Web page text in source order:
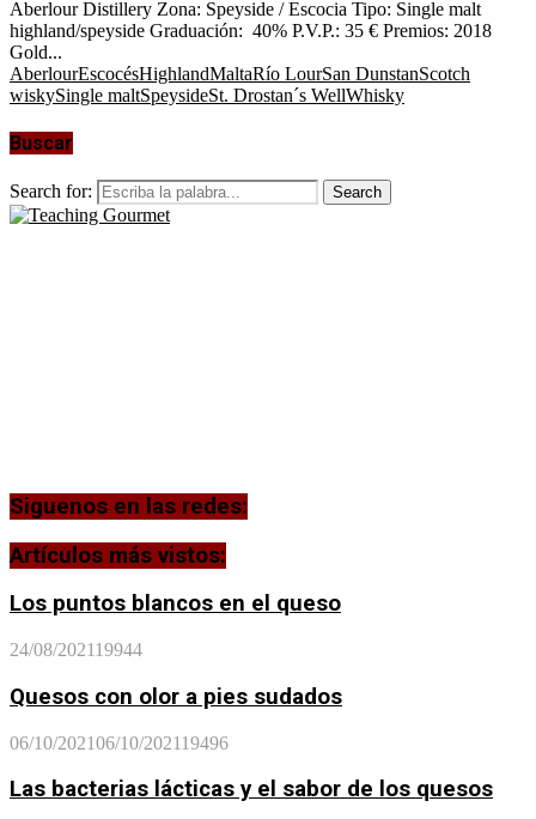
Aberlour Distillery Zona: Speyside / Escocia Tipo: Single malt
highland/speyside Graduación: 40% P.V.P.: 35 € Premios: 2018
Gold...
AberlourEscocésHighlandMaltaRío LourSan DunstanScotch
wiskySingle maltSpeysideSt. Drostan´s WellWhisky
Buscar
Search for: Search
Siguenos en las redes:
Artículos más vistos:
Los puntos blancos en el queso
24/08/202119944
Quesos con olor a pies sudados
06/10/202106/10/202119496
Las bacterias lácticas y el sabor de los quesos